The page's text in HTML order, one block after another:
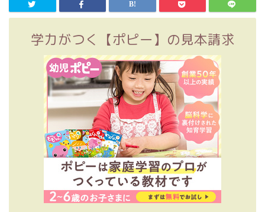
学力がつく【ポピー】の見本請求